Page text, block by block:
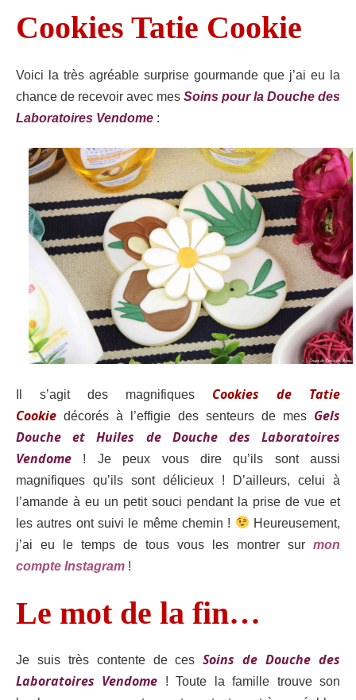
Cookies Tatie Cookie
Voici la très agréable surprise gourmande que j’ai eu la
chance de recevoir avec mes Soins pour la Douche des
Laboratoires Vendome :
Il s’agit des magnifiques Cookies de Tatie
Cookie décorés à l’effigie des senteurs de mes Gels
Douche et Huiles de Douche des Laboratoires
Vendome ! Je peux vous dire qu’ils sont aussi
magnifiques qu’ils sont délicieux ! D’ailleurs, celui à
l’amande à eu un petit souci pendant la prise de vue et
les autres ont suivi le même chemin !
Heureusement,
j’ai eu le temps de tous vous les montrer sur mon
compte Instagram !
Le mot de la fin…
Je suis très contente de cesSoins de Douche des
Laboratoires Vendome ! Toute la famille trouve son